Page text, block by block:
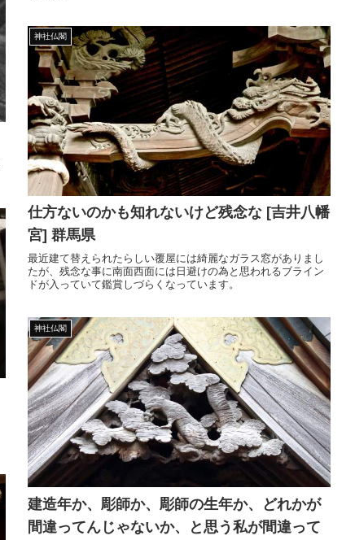
神社仏閣
仕方ないのかも知れないけど残念な [吉井八幡
宮] 群馬県
最近建て替えられたらしい覆屋には綺麗なガラス窓がありまし
たが、残念な事に南面西面には日避けの為と思われるブライン
ドが入っていて鑑賞しづらくなっています。
神社仏閣
建造年か、彫師か、彫師の生年か、どれかが
間違ってんじゃないか、と思う私が間違って